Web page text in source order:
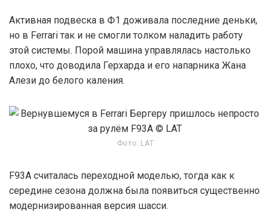
Активная подвеска в Ф1 доживала последние деньки,
но в Ferrari так и не смогли толком наладить работу
этой системы. Порой машина управлялась настолько
плохо, что доводила Герхарда и его напарника Жана
Алези до белого каления.
Фото: LAT
F93A считалась переходной моделью, тогда как к
середине сезона должна была появиться существенно
модернизированная версия шасси.